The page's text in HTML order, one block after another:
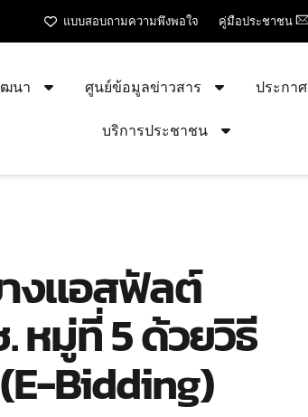
แบบสอบถามความพึงพอใจ คู่มือประชาชน
นา ศูนย์ข้อมูลข่าวสาร ประกาศ
บริการประชาชน
งแอสฟัลต์
หมู่ที่ 5 ด้วยวิธี
Bidding)